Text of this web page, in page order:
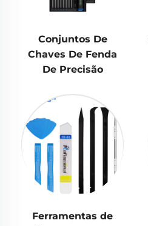
Conjuntos De
Chaves De Fenda
De Precisão
Ferramentas de